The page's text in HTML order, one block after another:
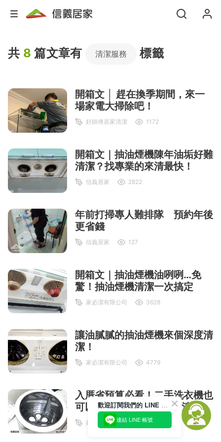
共 8 篇文章有 清潔服務 標籤
開箱文 │ 趕在換季期間，來一
場家電大掃除吧！
好師傅居家清潔 1172
開箱文｜抽油煙機陳年油垢好難
清潔？找專業的來清最快！
信義居家 2822
年前打掃專人難排隊 預約年後
更省錢
信義居家 127
開箱文｜抽油煙機油咧咧…免
驚！抽油煙機清潔一次搞定
家必潔有限公司 3628
讓油膩膩的抽油煙機來個深度清
潔！
家必潔有限公司 4779
入厝省預算必看！二手洗衣機也
可以用得很安心…洗衣機清潔開
箱文好師傅居家清潔 4450
歡迎訂閱我們的 LINE 官方帳號
連結 LINE 帳號